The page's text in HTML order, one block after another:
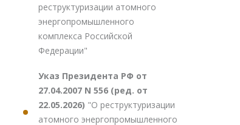
реструктуризации атомного
энергопромышленного
комплекса Российской
Федерации"
Указ Президента РФ от
27.04.2007 N 556 (ред. от
22.05.2026) "О реструктуризации
атомного энергопромышленного